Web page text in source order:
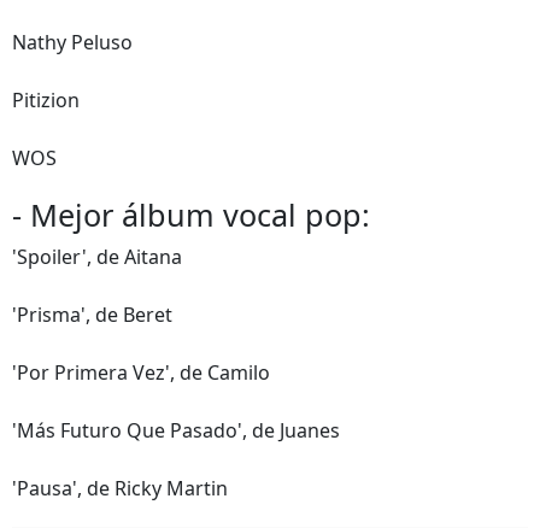
Nathy Peluso
Pitizion
WOS
- Mejor álbum vocal pop:
'Spoiler', de Aitana
'Prisma', de Beret
'Por Primera Vez', de Camilo
'Más Futuro Que Pasado', de Juanes
'Pausa', de Ricky Martin